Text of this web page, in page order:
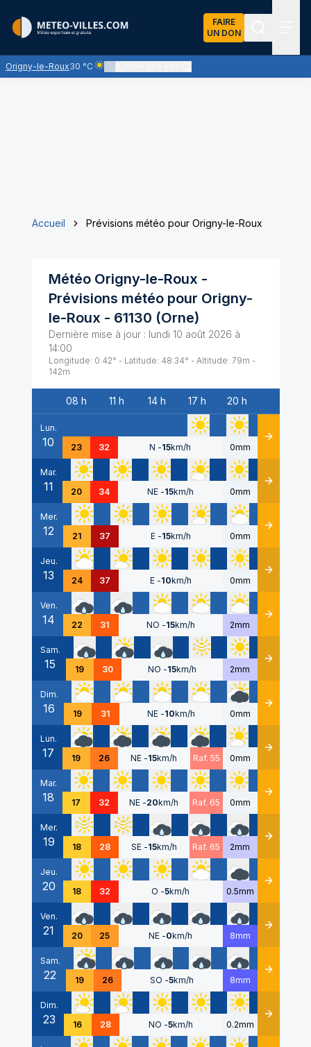
FAIRE
UN DON
Origny-le-Roux30 °C
Ciel clair - quasiment pas de nuages et un soleil
Accueil Prévisions météo pour Origny-le-Roux
Météo Origny-le-Roux -
Prévisions météo pour Origny-
le-Roux - 61130 (Orne)
Dernière mise à jour : lundi 10 août 2026 à
14:00
Longitude: 0.42° - Latitude: 48.34° - Altitude: 79m -
142m
Date
08 h 11 h 14 h 17 h 20 h
Lun.
10 23 32 N -15km/h 0mm Détails
Mar.
11 20 34 NE -15km/h 0mm Détails
Mer.
12 21 37 E -15km/h 0mm Détails
Jeu.
13 24 37 E -10km/h 0mm Détails
Ven.
14 22 31 NO -15km/h 2mm Détails
Sam.
15 19 30 NO -15km/h 2mm Détails
Dim.
16 19 31 NE -10km/h 0mm Détails
Lun.
17 19 26 NE -15km/h Raf. 55 0mm Détails
Mar.
18 17 32 NE -20km/h Raf. 65 0mm Détails
Mer.
19 18 28 SE -15km/h Raf. 65 2mm Détails
Jeu.
20 18 32 O -5km/h 0.5mm Détails
Ven.
21 20 25 NE -0km/h 8mm Détails
Sam.
22 19 26 SO -5km/h 8mm Détails
Dim.
23 16 28 NO -5km/h 0.2mm Détails